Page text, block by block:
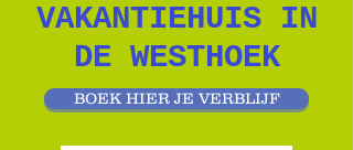
VAKANTIEHUIS IN
DE WESTHOEK
BOEK HIER JE VERBLIJF